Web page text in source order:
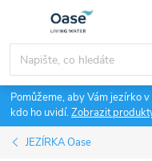
obsah
Pomůžeme, aby Vám jezírko
kdo ho uvidí.Zobrazit
JEZÍRKA Oase